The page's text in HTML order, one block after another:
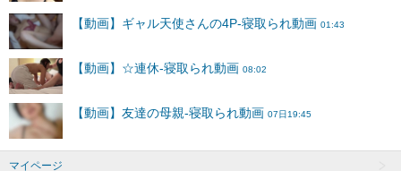
マイページ